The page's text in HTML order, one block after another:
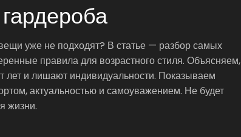
уже не подходят? В статье — разбор самых
правила для возрастного стиля. Объясняем,
лет и лишают индивидуальности. Показываем
актуальностью и самоуважением. Не будет
жизни.